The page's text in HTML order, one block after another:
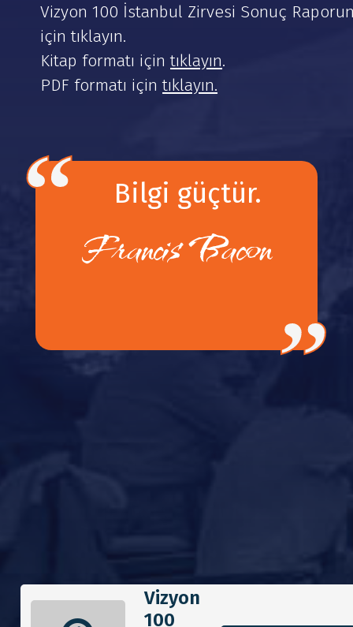
“
”
Bilgi güçtür.
Francis Bacon
Vizyon 100 İstanbul Zirvesi Sonuç
için tıklayın.
Kitap formatı içintıklayın.
PDF formatı içintıklayın.
Vizyon
100